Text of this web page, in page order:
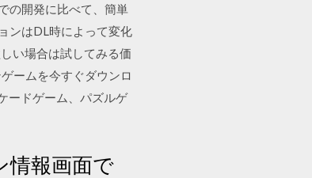
の開発に比べて、簡単
ンはDL時によって変化
い場合は試してみる価
ームを今すぐダウンロ
ードゲーム、パズルゲ
情報画面で